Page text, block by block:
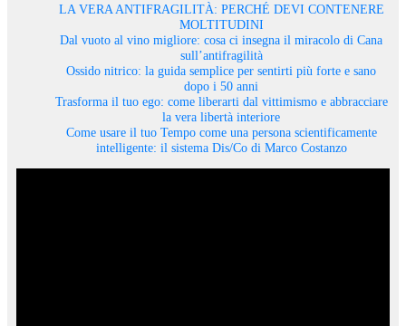
LA VERA ANTIFRAGILITÀ: PERCHÉ DEVI CONTENERE
MOLTITUDINI
Dal vuoto al vino migliore: cosa ci insegna il miracolo di Cana
sull’antifragilità
Ossido nitrico: la guida semplice per sentirti più forte e sano
dopo i 50 anni
Trasforma il tuo ego: come liberarti dal vittimismo e abbracciare
la vera libertà interiore
Come usare il tuo Tempo come una persona scientificamente
intelligente: il sistema Dis/Co di Marco Costanzo